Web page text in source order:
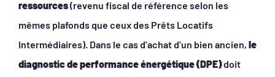
ressources(revenu fiscal de référence selon les
mêmes plafonds que ceux des Prêts Locatifs
Intermédiaires). Dans le cas d’achat d’un bien ancien, le
diagnostic de performance énergétique (DPE)doit